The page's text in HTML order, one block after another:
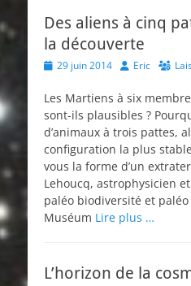
Des aliens à cinq
la découverte
Posted29 juin 2014 Author
Eric
Les Martiens à six
sont-ils plausibles ?
d’animaux à trois pattes,
configuration la plus
vous la forme d’un
Lehoucq, astrophysicien
paléo biodiversité et
Muséum Lire plus …
L’horizon de la